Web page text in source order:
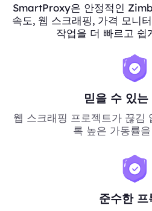
SmartProxy은 안정적인
속도, 웹 스크래핑, 가격 모니
작업을 더 빠르고 쉽
믿을 수 있
웹 스크래핑 프로젝트가 끊김
록 높은 가동률
준수한 프